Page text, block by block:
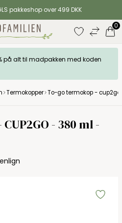
pakkeshop over 499 DKK
0
på alt til madpakken med koden
Termokopper To-go termokop -
- 380 ml -